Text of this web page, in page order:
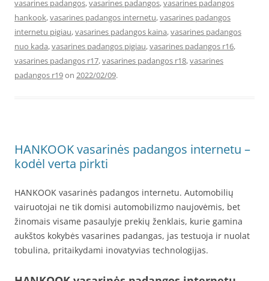
vasarines padangos,vasarines padangos,vasarines padangos
hankook,vasarines padangos internetu,vasarines padangos
internetu pigiau,vasarines padangos kaina,vasarines padangos
nuo kada,vasarines padangos pigiau,vasarines padangos r16,
vasarines padangos r17,vasarines padangos r18,vasarines
padangos r19on 2022/02/09.
HANKOOK vasarinės padangos internetu –
kodėl verta pirkti
HANKOOK vasarinės padangos internetu. Automobilių
vairuotojai ne tik domisi automobilizmo naujovėmis, bet
žinomais visame pasaulyje prekių ženklais, kurie gamina
aukštos kokybės vasarines padangas, jas testuoja ir nuolat
tobulina, pritaikydami inovatyvias technologijas.